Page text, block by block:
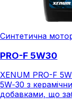
Синтетична
PRO-F 5W30
XENUM PRO-F
5W‑30 з
добавками, що